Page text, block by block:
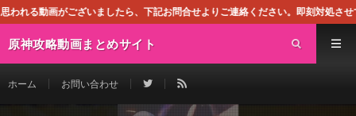
ら、下記お問合せよりご連絡ください。即刻対処させて頂きます。なお、同
原神攻略動画まとめサイト
ホーム お問い合わせ